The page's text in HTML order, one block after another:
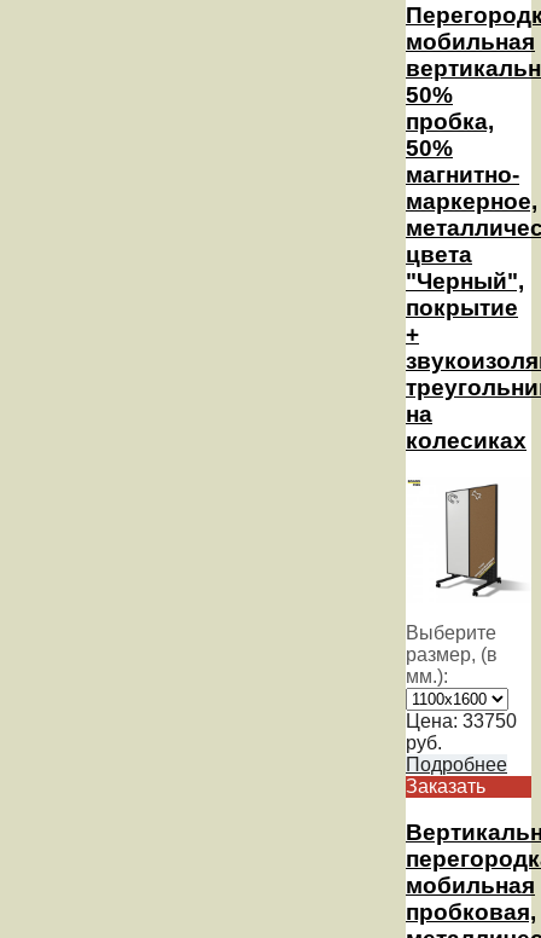
мобильная
50%
пробка,
50%
магнитно-
маркерное,
цвета
"Черный",
покрытие
+
на
колесиках
Выберите
размер, (в
мм.):
Цена: 33750
руб.
Подробнее
Заказать
мобильная
пробковая,